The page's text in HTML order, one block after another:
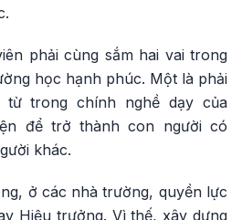
phải cùng sắm hai vai trong
học hạnh phúc. Một là phải
từ trong chính nghề dạy của
để trở thành con người có
khác.
ở các nhà trường, quyền lực
Hiệu trưởng. Vì thế, xây dựng